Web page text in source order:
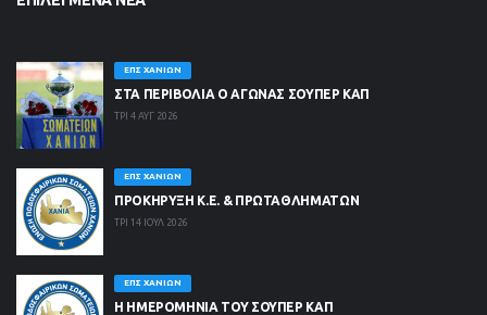
ΕΠΣ ΧΑΝΊΩΝ
ΣΤΑ ΠΕΡΙΒΟΛΙΑ Ο ΑΓΩΝΑΣ ΣΟΥΠΕΡ ΚΑΠ
ΤΡΙ 4 ΑΥΓ 2026
ΕΠΣ ΧΑΝΊΩΝ
ΠΡΟΚΗΡΥΞΗ Κ.Ε. & ΠΡΩΤΑΘΛΗΜΑΤΩΝ
ΤΡΙ 14 ΙΟΥΛ 2026
ΕΠΣ ΧΑΝΊΩΝ
Η ΗΜΕΡΟΜΗΝΙΑ ΤΟΥ ΣΟΥΠΕΡ ΚΑΠ